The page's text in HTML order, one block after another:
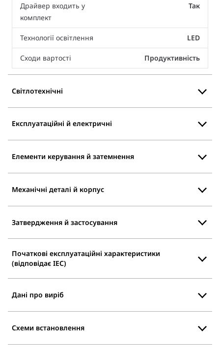
Драйвер входить у
комплект
Так
Технології освітлення LED
Сходи вартості Продуктивність
Світлотехнічні
Експлуатаційні й електричні
Елементи керування й затемнення
Механічні деталі й корпус
Затвердження й застосування
Початкові експлуатаційні характеристики
(відповідає IEC)
Дані про виріб
Схеми встановлення